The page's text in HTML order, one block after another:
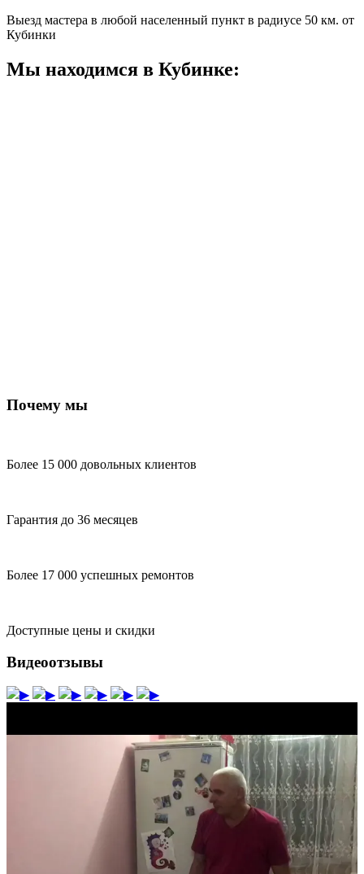
Выезд мастера в любой населенный пункт в радиусе 50 км. от
Кубинки
Мы находимся в Кубинке:
Почему мы
Более 15 000 довольных клиентов
Гарантия до 36 месяцев
Более 17 000 успешных ремонтов
Доступные цены и скидки
Видеоотзывы
▶ ▶ ▶ ▶ ▶ ▶